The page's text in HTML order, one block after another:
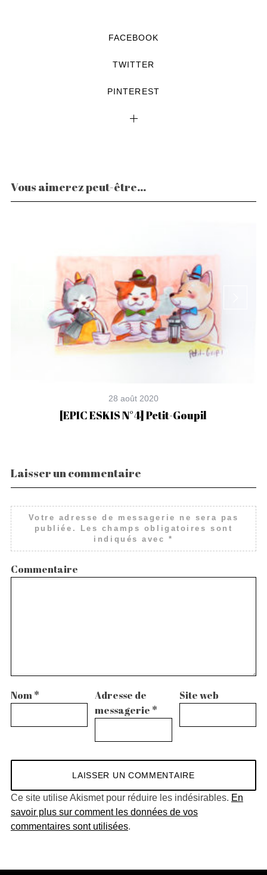
FACEBOOK
TWITTER
PINTEREST
Vous aimerez peut-être...
28 août 2020
[EPIC ESKIS N°4] Petit-Goupil
Laisser un commentaire
Votre adresse de messagerie ne sera pas
publiée.
Les champs obligatoires sont
indiqués avec*
Commentaire
Nom*
Adresse de
messagerie *
Site web
Ce site utilise Akismet pour réduire les indésirables. En
savoir plus sur comment les données de vos
commentaires sont utilisées.